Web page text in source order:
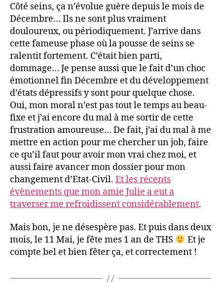
Côté seins, ça n’évolue guère depuis le mois de
Décembre… Ils ne sont plus vraiment
douloureux, ou périodiquement. J’arrive dans
cette fameuse phase où la pousse de seins se
ralentit fortement. C’était bien parti,
dommage… Je pense aussi que le fait d’un choc
émotionnel fin Décembre et du développement
d’états dépressifs y sont pour quelque chose.
Oui, mon moral n’est pas tout le temps au beau-
fixe et j’ai encore du mal à me sortir de cette
frustration amoureuse… De fait, j’ai du mal à me
mettre en action pour me chercher un job, faire
ce qu’il faut pour avoir mon vrai chez moi, et
aussi faire avancer mon dossier pour mon
changement d’Etat-Civil. Et les récents
évènements que mon amie Julie a eut a
traverser me refroidissent considérablement.
Mais bon, je ne désespère pas. Et puis dans deux
mois, le 11 Mai, je fête mes 1 an de THS
Et je
compte bel et bien fêter ça, et correctement !